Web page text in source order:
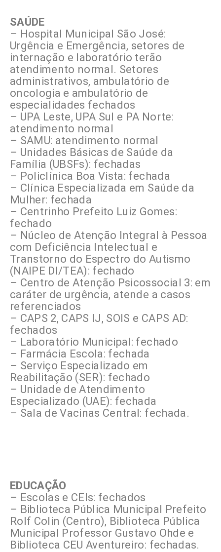
SAÚDE
– Hospital Municipal São José:
Urgência e Emergência, setores de
internação e laboratório terão
atendimento normal. Setores
administrativos, ambulatório de
oncologia e ambulatório de
especialidades fechados
– UPA Leste, UPA Sul e PA Norte:
atendimento normal
– SAMU: atendimento normal
– Unidades Básicas de Saúde da
Família (UBSFs): fechadas
– Policlínica Boa Vista: fechada
– Clínica Especializada em Saúde da
Mulher: fechada
– Centrinho Prefeito Luiz Gomes:
fechado
– Núcleo de Atenção Integral à Pessoa
com Deficiência Intelectual e
Transtorno do Espectro do Autismo
(NAIPE DI/TEA): fechado
– Centro de Atenção Psicossocial 3: em
caráter de urgência, atende a casos
referenciados
– CAPS 2, CAPS IJ, SOIS e CAPS AD:
fechados
– Laboratório Municipal: fechado
– Farmácia Escola: fechada
– Serviço Especializado em
Reabilitação (SER): fechado
– Unidade de Atendimento
Especializado (UAE): fechada
– Sala de Vacinas Central: fechada.
EDUCAÇÃO
– Escolas e CEIs: fechados
– Biblioteca Pública Municipal Prefeito
Rolf Colin (Centro), Biblioteca Pública
Municipal Professor Gustavo Ohde e
Biblioteca CEU Aventureiro: fechadas.